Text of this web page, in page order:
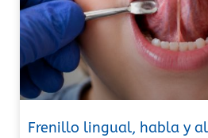
Frenillo lingual, habla y